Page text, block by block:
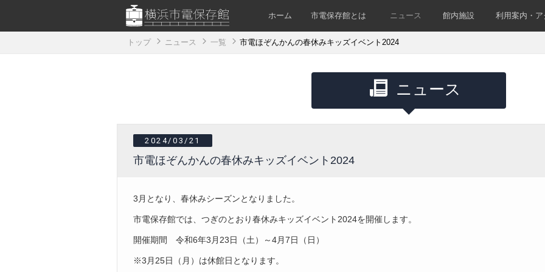
ホーム 市電保存館とは ニュース 館内施設 利用案内・ア
トップ ニュース 一覧 市電ほぞんかんの春休みキッズイベント2024
ニュース
2024/03/21
市電ほぞんかんの春休みキッズイベント2024
3月となり、春休みシーズンとなりました。
市電保存館では、つぎのとおり春休みキッズイベント2024を開催します。
開催期間 令和6年3月23日（土）～4月7日（日）
※3月25日（月）は休館日となります。